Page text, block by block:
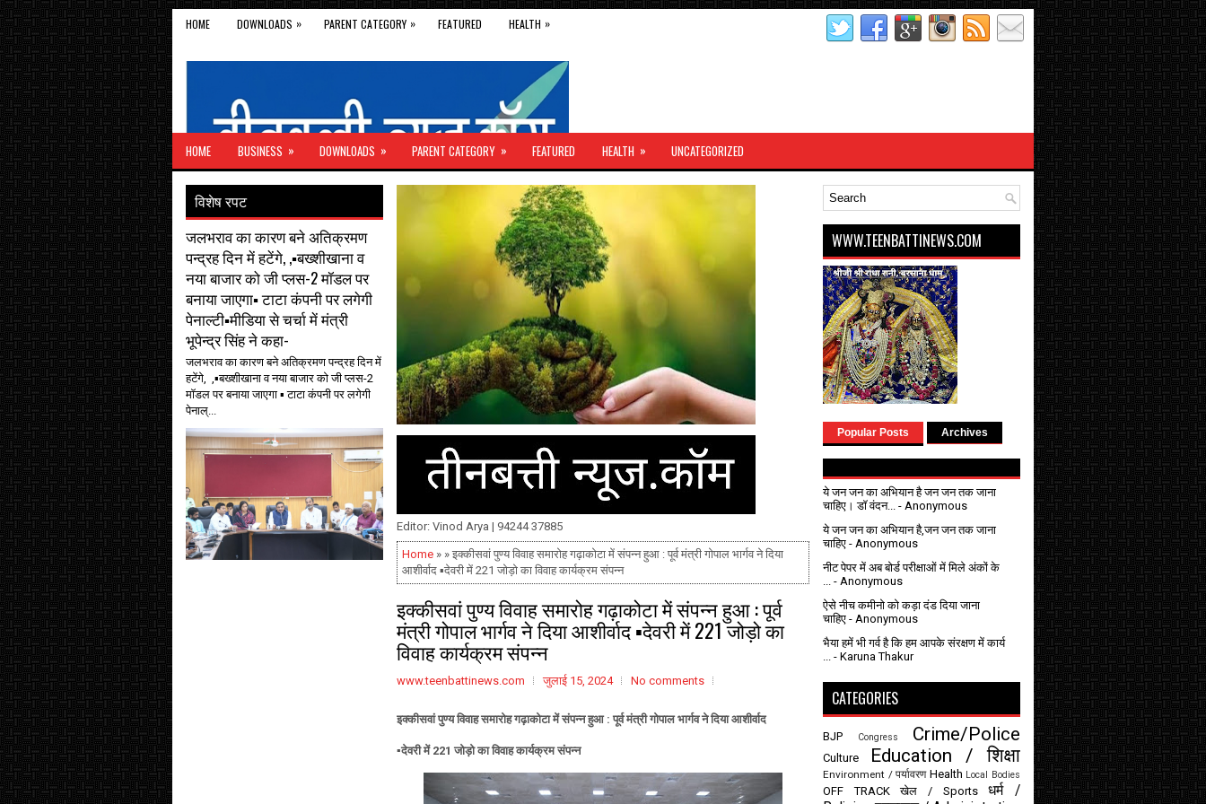
HOME DOWNLOADS » PARENT CATEGORY » FEATURED HEALTH »
HOME BUSINESS » DOWNLOADS » PARENT CATEGORY » FEATURED HEALTH » UNCATEGORIZED
Editor: Vinod Arya | 94244 37885
Home » » इक्कीसवां पुण्य विवाह समारोह गढ़ाकोटा में संपन्न हुआ : पूर्व मंत्री गोपाल भार्गव ने दिया
आशीर्वाद ▪️देवरी में 221 जोड़ो का विवाह कार्यक्रम संपन्न
इक्कीसवां पुण्य विवाह समारोह गढ़ाकोटा में संपन्न हुआ : पूर्व
मंत्री गोपाल भार्गव ने दिया आशीर्वाद ▪️देवरी में 221 जोड़ो का
विवाह कार्यक्रम संपन्न
www.teenbattinews.com जुलाई 15, 2024 No comments
इक्कीसवां पुण्य विवाह समारोह गढ़ाकोटा में संपन्न हुआ: पूर्व मंत्री गोपाल भार्गव ने दिया आशीर्वाद
▪️देवरी में 221 जोड़ो का विवाह कार्यक्रम संपन्न
विशेष रपट
जलभराव का कारण बने अतिक्रमण
पन्द्रह दिन में हटेंगे, ,▪️बख्शीखाना व
नया बाजार को जी प्लस-2 मॉडल पर
बनाया जाएगा▪️ टाटा कंपनी पर लगेगी
पेनाल्टी▪️मीडिया से चर्चा में मंत्री
भूपेन्द्र सिंह ने कहा-
जलभराव का कारण बने अतिक्रमण पन्द्रह दिन में
हटेंगे, ,▪️बख्शीखाना व नया बाजार को जी प्लस-2
मॉडल पर बनाया जाएगा ▪️ टाटा कंपनी पर लगेगी
पेनाल्...
WWW.TEENBATTINEWS.COM
Popular Posts Archives
ये जन जन का अभियान है जन जन तक जाना
चाहिए। डॉ वंदन... - Anonymous
ये जन जन का अभियान है,जन जन तक जाना
चाहिए - Anonymous
नीट पेपर में अब बोर्ड परीक्षाओं में मिले अंकों के
... - Anonymous
ऐसे नीच कमीनो को कड़ा दंड दिया जाना
चाहिए - Anonymous
भैया हमें भी गर्व है कि हम आपके संरक्षण में कार्य
... - Karuna Thakur
CATEGORIES
BJP Congress Crime/Police
Culture Education / शिक्षा
Environment / पर्यावरण Health Local Bodies
OFF TRACK खेल / Sports
धर्म /